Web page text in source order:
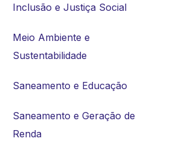
Inclusão e Justiça Social
Meio Ambiente e
Sustentabilidade
Saneamento e Educação
Saneamento e Geração de
Renda